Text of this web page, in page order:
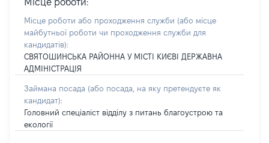
Місце роботи:
Місце роботи або проходження служби (або місце
майбутньої роботи чи проходження служби для
кандидатів):
СВЯТОШИНСЬКА РАЙОННА У МІСТІ КИЄВІ ДЕРЖАВНА
АДМІНІСТРАЦІЯ
Займана посада (або посада, на яку претендуєте як
кандидат):
Головний спеціаліст відділу з питань благоустрою та
екології